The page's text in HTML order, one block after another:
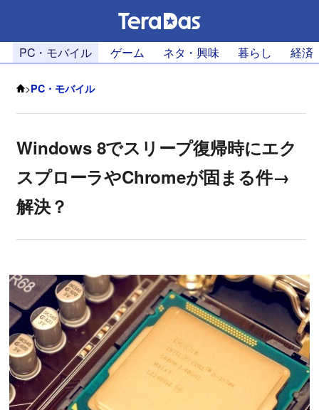
PC・モバイル ゲーム ネタ・興味 暮らし 経済
>PC・モバイル
Windows 8でスリープ復帰時にエク
スプローラやChromeが固まる件→
解決？